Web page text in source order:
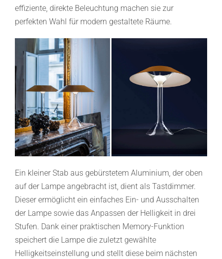
effiziente, direkte Beleuchtung machen sie zur
perfekten Wahl für modern gestaltete Räume.
Ein kleiner Stab aus gebürstetem Aluminium, der oben
auf der Lampe angebracht ist, dient als Tastdimmer.
Dieser ermöglicht ein einfaches Ein- und Ausschalten
der Lampe sowie das Anpassen der Helligkeit in drei
Stufen. Dank einer praktischen Memory-Funktion
speichert die Lampe die zuletzt gewählte
Helligkeitseinstellung und stellt diese beim nächsten